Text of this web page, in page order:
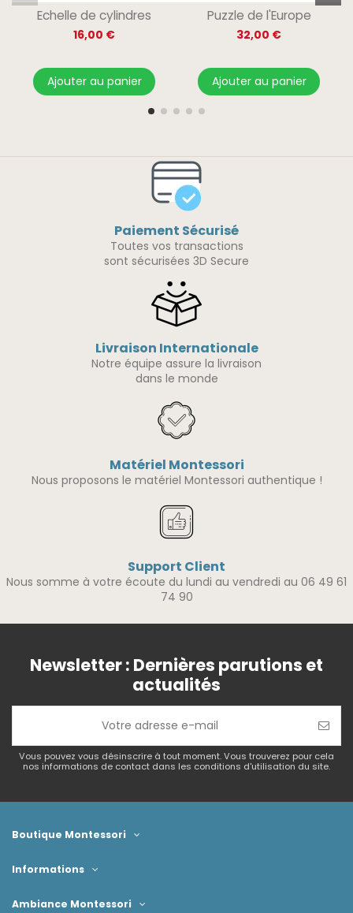
Echelle de cylindres
16,00 €
Ajouter au panier
Puzzle de l'Europe
32,00 €
Ajouter au panier
Paiement Sécurisé
Toutes vos transactions
sont sécurisées 3D Secure
Livraison Internationale
Notre équipe assure la livraison
dans le monde
Matériel Montessori
Nous proposons le matériel Montessori authentique !
Support Client
Nous somme à votre écoute du lundi au vendredi au 06 49 61
74 90
Newsletter : Dernières parutions et
actualités
Vous pouvez vous désinscrire à tout moment. Vous trouverez pour cela
nos informations de contact dans les conditions d'utilisation du site.
Boutique Montessori
Informations
Ambiance Montessori